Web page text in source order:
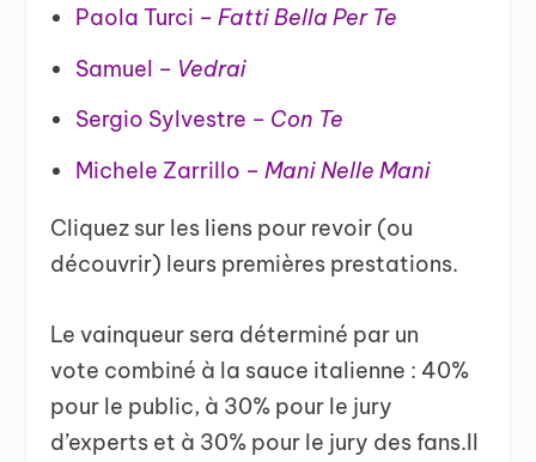
Paola Turci – Fatti Bella Per Te
Samuel – Vedrai
Sergio Sylvestre – Con Te
Michele Zarrillo – Mani Nelle Mani
Cliquez sur les liens pour revoir (ou
découvrir) leurs premières prestations.
Le vainqueur sera déterminé par un
vote combiné à la sauce italienne : 40%
pour le public, à 30% pour le jury
d’experts et à 30% pour le jury des fans.Il